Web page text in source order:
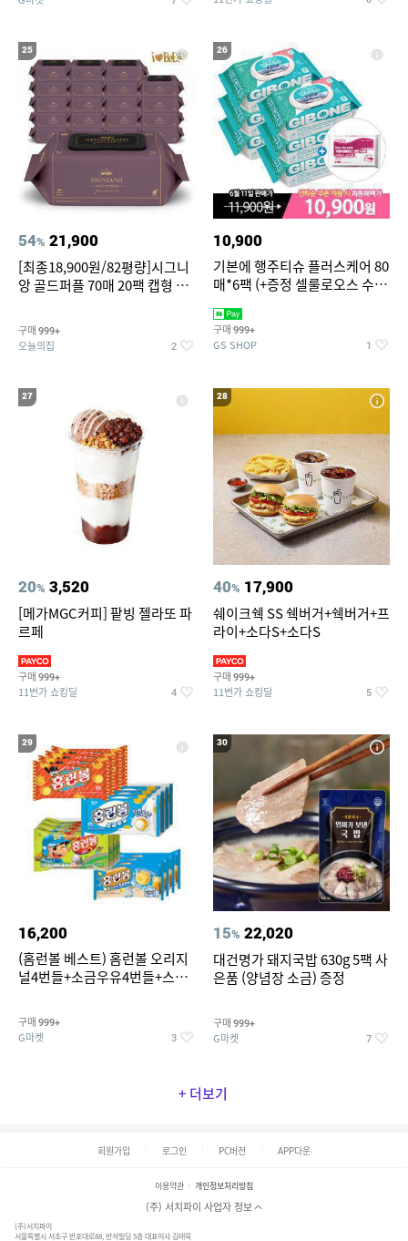
25
54% 21,900
[최종18,900원/82평량]시그니
앙 골드퍼플 70매 20팩 캡형 아
구매 999+
오늘의집 2
26
10,900
기본에 행주티슈 플러스케어 80
매*6팩 (+증정 셀룰로오스 수세
구매 999+
GS SHOP 1
27
20% 3,520
[메가MGC커피] 팥빙 젤라또 파
르페
구매 999+
11번가 쇼킹딜 4
28
40% 17,900
쉐이크쉑 SS 쉑버거+쉑버거+프
라이+소다S+소다S
구매 999+
11번가 쇼킹딜 5
29
16,200
(홈런볼 베스트) 홈런볼 오리지
널4번들+소금우유4번들+스윗
콘맛4번들
구매 999+
G마켓 3
30
15% 22,020
대건명가 돼지국밥 630g 5팩 사
은품 (양념장 소금) 증정
구매 999+
G마켓 7
+ 더보기
회원가입 로그인 PC버전 APP다운
이용약관 개인정보처리방침
(주) 서치파이 사업자 정보
(주)서치파이
서울특별시 서초구 반포대로88, 반석빌딩 5층 대표이사 김태묵